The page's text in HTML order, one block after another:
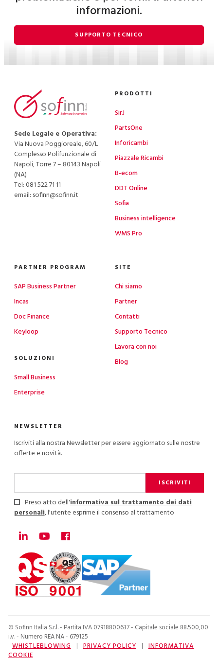
informazioni.
SUPPORTO TECNICO
Sede Legale e Operativa:
Via Nuova Poggioreale, 60/L
Complesso Polifunzionale di
Napoli, Torre 7 – 80143 Napoli
(NA)
Tel: 081 522 71 11
email: sofinn@sofinn.it
PRODOTTI
SirJ
PartsOne
Inforicambi
Piazzale Ricambi
B-ecom
DDT Online
Sofia
Business intelligence
WMS Pro
PARTNER PROGRAM
SAP Business Partner
Incas
Doc Finance
Keyloop
SOLUZIONI
Small Business
Enterprise
SITE
Chi siamo
Partner
Contatti
Supporto Tecnico
Lavora con noi
Blog
NEWSLETTER
Iscriviti alla nostra Newsletter per essere aggiornato sulle nostre
offerte e novità.
ISCRIVITI
Preso atto dell'informativa sul trattamento dei dati
personali, l'utente esprime il consenso al trattamento
© Sofinn Italia S.r.l. - Partita IVA 07918800637 - Capitale sociale 88.500,00
i.v. - Numero REA NA - 679125
WHISTLEBLOWING | PRIVACY POLICY | INFORMATIVA
COOKIE